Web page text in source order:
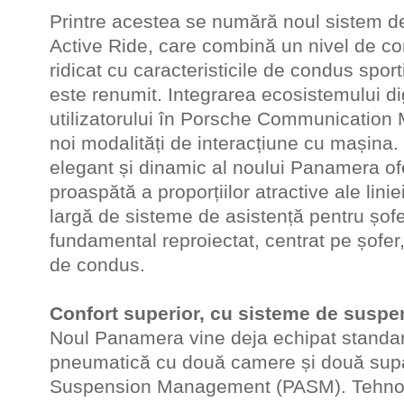
Printre acestea se numără noul sistem
Active Ride, care combină un nivel de
ridicat cu caracteristicile de condus
este renumit. Integrarea ecosistemului
utilizatorului în Porsche Communication
noi modalități de interacțiune cu
elegant și dinamic al noului Panamera
proaspătă a proporțiilor atractive ale
largă de sisteme de asistență pentru
fundamental reproiectat, centrat pe
de condus.
Confort superior, cu sisteme de
Noul Panamera vine deja echipat
pneumatică cu două camere și două
Suspension Management (PASM).